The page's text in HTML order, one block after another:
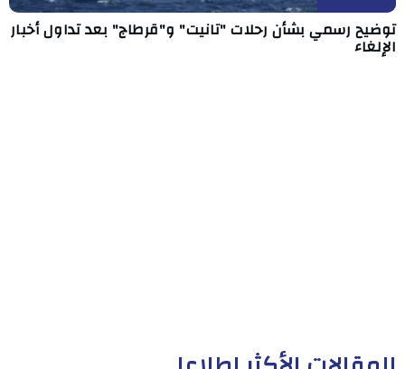
توضيح رسمي بشأن رحلات "تانيت" و"قرطاج" بعد تداول أخبار
الإلغاء